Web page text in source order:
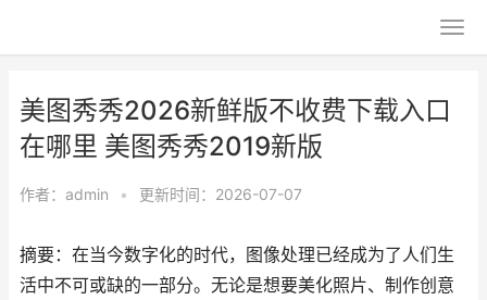
美图秀秀2026新鲜版不收费下载入口
在哪里 美图秀秀2019新版
作者： admin • 更新时间：2026-07-07
摘要：在当今数字化的时代，图像处理已经成为了人们生
活中不可或缺的一部分。无论是想要美化照片、制作创意